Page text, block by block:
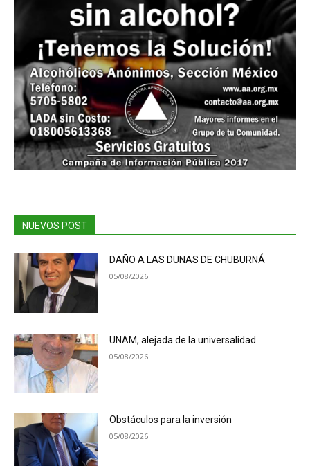
NUEVOS POST
DAÑO A LAS DUNAS DE CHUBURNÁ
05/08/2026
UNAM, alejada de la universalidad
05/08/2026
Obstáculos para la inversión
05/08/2026